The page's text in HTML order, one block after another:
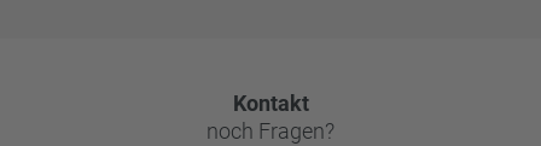
Kontakt
noch Fragen?